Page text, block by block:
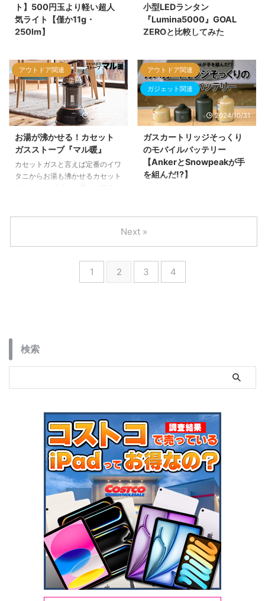
ト】500円玉より軽い超人
気ライト【僅か11g・
250lm】
なったDOKEEPの超ミニLEDライ
ト（CDGD01）ですが各地で売
り切れが続出して手に入りにくい
状況が続いていました。最近はよ
うやく購入できるようになりまし
たね。
小型LEDランタン
『Lumina5000』GOAL
ZEROと比較してみた
型LEDランタン『Lumina5000』
が、キャンプ愛好者の間で話題と
なっています。この製品は、懐中
電灯としても使用可能な2WAYタ
イプのLED充電式サイトランプ
で、コンパクトながら高い性能を
アウトドア関連
2025/1/12
お湯が沸かせる！カセット
ガスストーブ『マル暖』
カセットガスと言えば定番のイワ
タニからお湯も沸かせるカセット
無駄な荷物になりません。これが
あれば寒いキャンプもさらに楽し
くなりますよ。 石油・灯油スト
ーブなどで自宅でお湯を沸かした
た石油ストーブなどは燃料を入れ
...
アウトドア関連
ガジェット関連
2024/10/31
ガスカートリッジそっくり
のモバイルバッテリー
【AnkerとSnowpeakが手
を組んだ!?】
1 2 3 4
Next »
検索